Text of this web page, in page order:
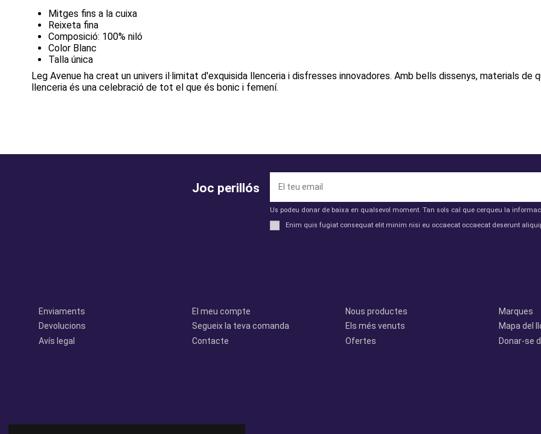
Mitges fins a la cuixa
Reixeta fina
Composició: 100% niló
Color Blanc
Talla única
Leg Avenue ha creat un univers il·limitat d'exquisida llenceria i disfresses innovadores. Amb bells dissenys, materials
llenceria és una celebració de tot el que és bonic i femení.
Joc perillós
Us podeu donar de baixa en qualsevol moment. Tan sols cal que cerqueu la
Enim quis fugiat consequat elit minim nisi eu occaecat occaecat deserunt
Enviaments
Devolucions
Avís legal
El meu compte
Segueix la teva comanda
Contacte
Nous productes
Els més venuts
Ofertes
Marques
Mapa del
Donar-se